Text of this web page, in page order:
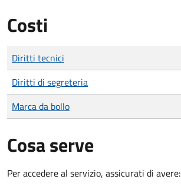
Costi
Tipo di pagamento
Importo
Diritti tecnici
Diritti di segreteria
Marca da bollo
Cosa serve
Per accedere al servizio, assicurati di avere: